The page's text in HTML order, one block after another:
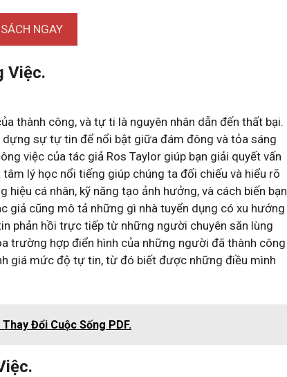
NGAY
Việc.
thành công, và tự ti là nguyên nhân dẫn đến thất bại.
sự tự tin để nổi bật giữa đám đông và tỏa sáng
việc của tác giả Ros Taylor giúp bạn giải quyết vấn
lý học nổi tiếng giúp chúng ta đối chiếu và hiểu rõ
cá nhân, kỹ năng tạo ảnh hưởng, và cách biến bạn
giả cũng mô tả những gì nhà tuyển dụng có xu hướng
phản hồi trực tiếp từ những người chuyên săn lùng
trường hợp điển hình của những người đã thành công
giá mức độ tự tin, từ đó biết được những điều mình
Đổi Cuộc Sống PDF.